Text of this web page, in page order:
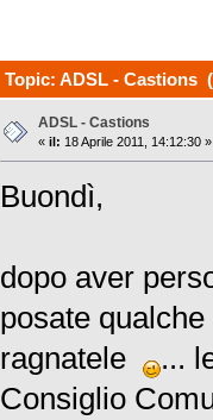
Topic: ADSL - Castions
ADSL - Castions
« il: 18 Aprile 2011, 14:12:30 »
Buondì,
dopo aver
posate
ragnatele
...
Consiglio